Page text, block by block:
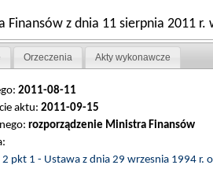
Finansów z dnia 11 sierpnia 2011
Orzeczenia Akty wykonawcze
2011-08-11
aktu: 2011-09-15
rozporządzenie Ministra Finansów
pkt 1 - Ustawa z dnia 29 wrzesnia 1994 r.